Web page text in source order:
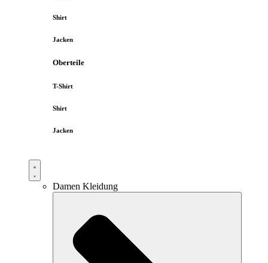
Shirt
Jacken
Oberteile
T-Shirt
Shirt
Jacken
Damen Kleidung